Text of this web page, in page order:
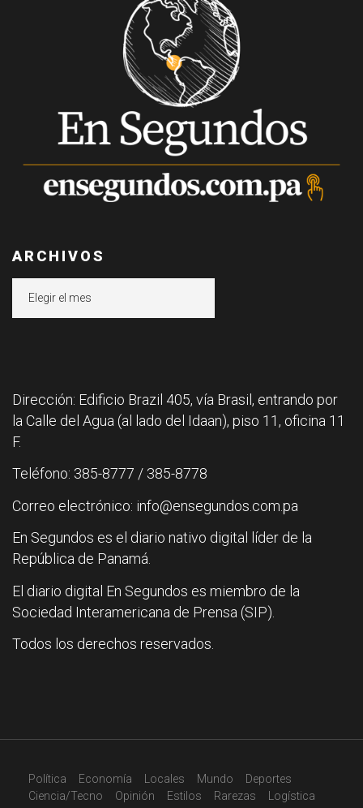
ARCHIVOS
Dirección: Edificio Brazil 405, vía Brasil, entrando por
la Calle del Agua (al lado del Idaan), piso 11, oficina 11
F.
Teléfono: 385-8777 / 385-8778
Correo electrónico: info@ensegundos.com.pa
En Segundos es el diario nativo digital líder de la
República de Panamá.
El diario digital En Segundos es miembro de la
Sociedad Interamericana de Prensa (SIP).
Todos los derechos reservados.
Política Economía Locales Mundo
Deportes
Ciencia/Tecno
Opinión Estilos Rarezas Logística